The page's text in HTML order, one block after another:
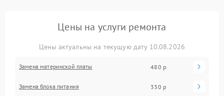
Цены на услуги ремонта
Цены актуальны на текущую дату 10.08.2026
Замена материнской платы 480 р
Замена блока питания 330 р